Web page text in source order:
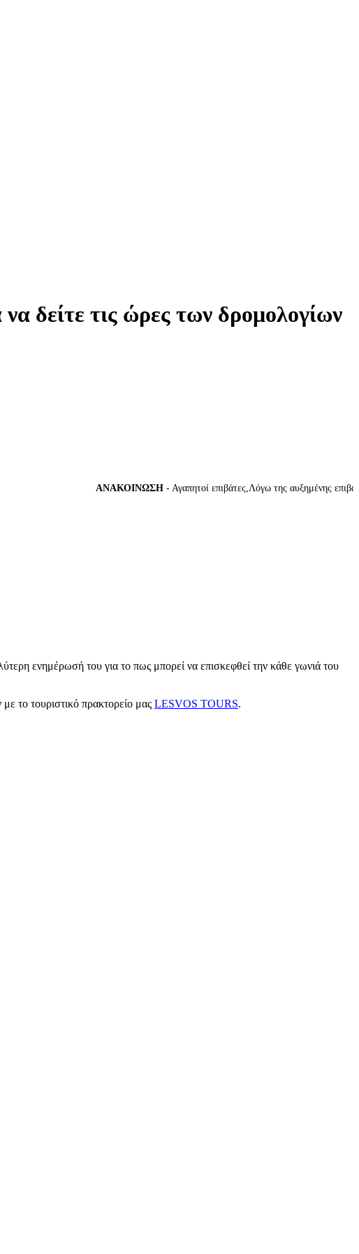
δείτε τις ώρες των δρομολογίων
ΑΝΑΚΟΙΝΩΣΗ- Αγαπητοί επιβάτες,Λόγω της αυξημένης
ενημέρωσή του για το πως μπορεί να επισκεφθεί την κάθε γωνιά του
το τουριστικό πρακτορείο μας LESVOS TOURS.